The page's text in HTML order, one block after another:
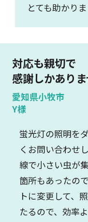
とても助かりま
対応も親切で
感謝しかありま
愛知県小牧市
Y様
蛍光灯の照明を
くお問い合わせ
線で小さい虫が
箇所もあったの
トに変更して、
たるので、効率